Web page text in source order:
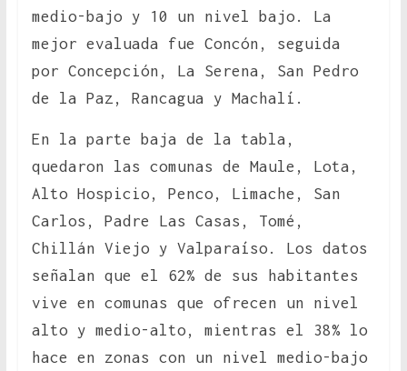
medio-bajo y 10 un nivel bajo. La
mejor evaluada fue Concón, seguida
por Concepción, La Serena, San Pedro
de la Paz, Rancagua y Machalí.
En la parte baja de la tabla,
quedaron las comunas de Maule, Lota,
Alto Hospicio, Penco, Limache, San
Carlos, Padre Las Casas, Tomé,
Chillán Viejo y Valparaíso. Los datos
señalan que el 62% de sus habitantes
vive en comunas que ofrecen un nivel
alto y medio-alto, mientras el 38% lo
hace en zonas con un nivel medio-bajo